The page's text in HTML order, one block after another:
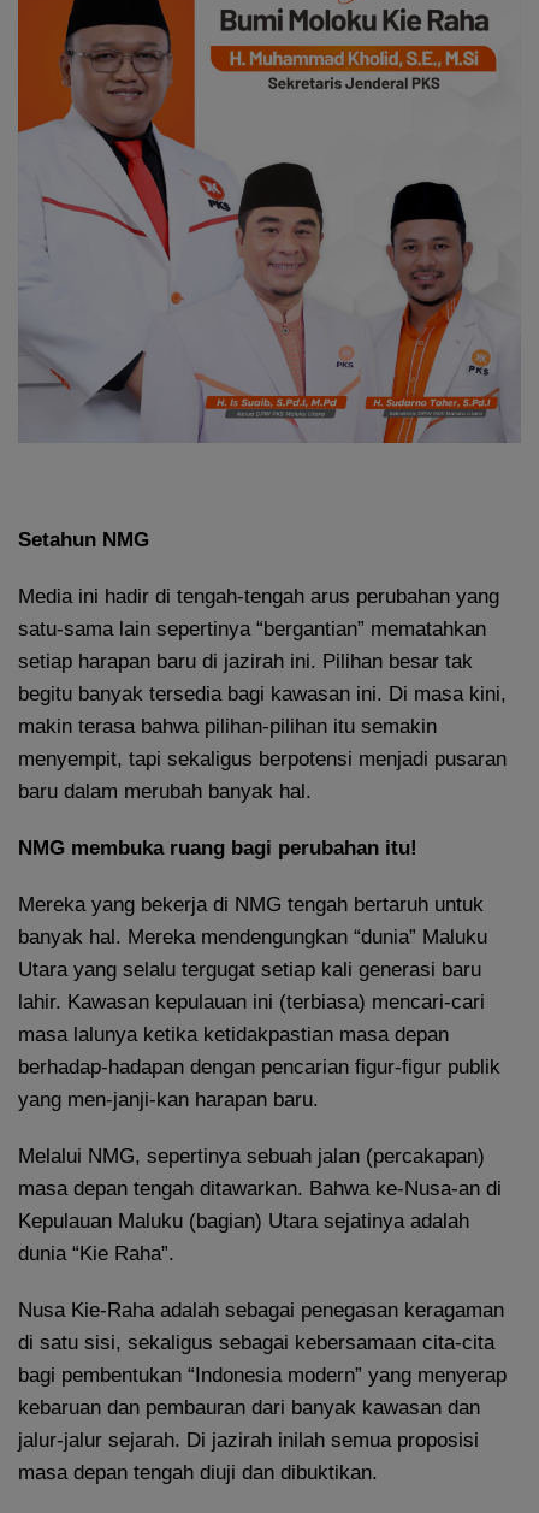
Setahun NMG
Media ini hadir di tengah-tengah arus perubahan yang
satu-sama lain sepertinya “bergantian” mematahkan
setiap harapan baru di jazirah ini. Pilihan besar tak
begitu banyak tersedia bagi kawasan ini. Di masa kini,
makin terasa bahwa pilihan-pilihan itu semakin
menyempit, tapi sekaligus berpotensi menjadi pusaran
baru dalam merubah banyak hal.
NMG membuka ruang bagi perubahan itu!
Mereka yang bekerja di NMG tengah bertaruh untuk
banyak hal. Mereka mendengungkan “dunia” Maluku
Utara yang selalu tergugat setiap kali generasi baru
lahir. Kawasan kepulauan ini (terbiasa) mencari-cari
masa lalunya ketika ketidakpastian masa depan
berhadap-hadapan dengan pencarian figur-figur publik
yang men-janji-kan harapan baru.
Melalui NMG, sepertinya sebuah jalan (percakapan)
masa depan tengah ditawarkan. Bahwa ke-Nusa-an di
Kepulauan Maluku (bagian) Utara sejatinya adalah
dunia “Kie Raha”.
Nusa Kie-Raha adalah sebagai penegasan keragaman
di satu sisi, sekaligus sebagai kebersamaan cita-cita
bagi pembentukan “Indonesia modern” yang menyerap
kebaruan dan pembauran dari banyak kawasan dan
jalur-jalur sejarah. Di jazirah inilah semua proposisi
masa depan tengah diuji dan dibuktikan.